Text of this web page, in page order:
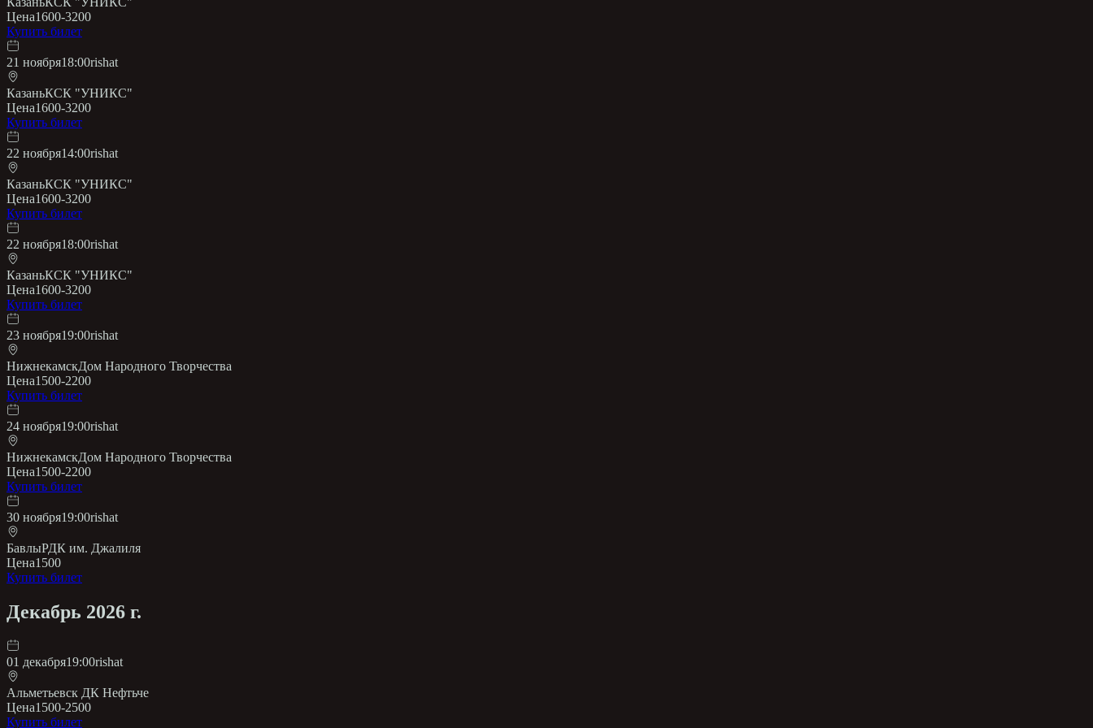
Цена1600-3200
Купить билет
21 ноября18:00rishat
КазаньКСК "УНИКС"
Цена1600-3200
Купить билет
22 ноября14:00rishat
КазаньКСК "УНИКС"
Цена1600-3200
Купить билет
22 ноября18:00rishat
КазаньКСК "УНИКС"
Цена1600-3200
Купить билет
23 ноября19:00rishat
НижнекамскДом Народного Творчества
Цена1500-2200
Купить билет
24 ноября19:00rishat
НижнекамскДом Народного Творчества
Цена1500-2200
Купить билет
30 ноября19:00rishat
БавлыРДК им. Джалиля
Цена1500
Купить билет
Декабрь 2026 г.
01 декабря19:00rishat
Альметьевск ДК Нефтьче
Цена1500-2500
Купить билет